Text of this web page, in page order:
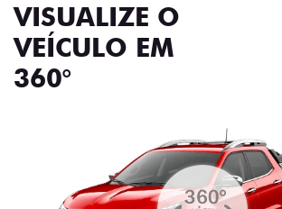
VISUALIZE O
VEÍCULO EM
360°